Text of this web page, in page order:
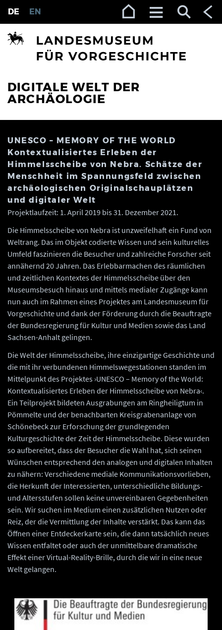
Zur Navigation (Enter)
Zum Inhalt (Enter)
Zum Footer (Enter)
DIGITALE WELT DER
ARCHÄOLOGIE
DE EN
UNESCO – MEMORY OF THE WORLD
Kontextualisiertes Erleben der
Himmelsscheibe von Nebra. Schätze der
Menschheit im Spannungsfeld zwischen
archäologischen Originalschauplätzen
und digitaler Welt
Projektlaufzeit: 1. April 2019 bis 31. Dezember 2021.
Die Himmelsscheibe von Nebra ist unzweifelhaft ein Fund von
Weltrang. Das im Objekt codierte Wissen und sein kulturelles
Umfeld faszinieren die Besucher und zahlreiche Forscher seit
annähernd 20 Jahren. Das Erlebbarmachen des räumlichen
und zeitlichen Kontextes der Himmelsscheibe über den
Museumsbesuch hinaus und mittels medialer Zugänge kann
nun auch im Rahmen eines Projektes am Landesmuseum für
Vorgeschichte und dank der Förderung durch die Beauftragte
der Bundesregierung für Kultur und Medien sowie das Land
Sachsen-Anhalt gelingen.
Die Welt der Himmelsscheibe, ihre einzigartige Geschichte und
die mit ihr verbundenen Himmelswegestationen standen im
Mittelpunkt des Projektes ›UNESCO – Memory of the World:
Kontextualisiertes Erleben der Himmelsscheibe von Nebra‹.
Ein Teilprojekt bildeten Ausgrabungen am Ringheiligtum in
Pömmelte und der benachbarten Kreisgrabenanlage von
Schönebeck zur Erforschung der grundlegenden
Kulturgeschichte der Zeit der Himmelsscheibe. Diese wurden
so aufbereitet, dass der Besucher die Wahl hat, sich seinen
Wünschen entsprechend den analogen und digitalen Inhalten
zu nähern: Verschiedene mediale Kommunikationsvorlieben,
die Herkunft der Interessierten, unterschiedliche Bildungs-
und Altersstufen sollen keine unvereinbaren Gegebenheiten
sein. Wir suchen im Medium einen zusätzlichen Nutzen oder
Reiz, der die Vermittlung der Inhalte verstärkt. Das kann das
Öffnen einer Entdeckerkarte sein, die dann tatsächlich neues
Wissen entfaltet oder auch der unmittelbare dramatische
Effekt einer Virtual-Reality-Brille, durch die wir in eine neue
Welt gelangen.